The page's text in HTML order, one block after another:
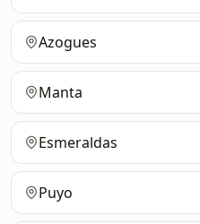
Azogues
Manta
Esmeraldas
Puyo